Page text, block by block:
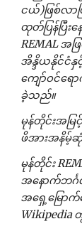
ငယ်)ဖြစ်လာပ
ထုတ်ပြန်ပြီး
REMAL
အိန္ဒိယနိုင်ငံနှ
ကျော်ဝင်ရေ
ခဲ့သည်။
မုန်တိုင်းအမြ
ဖိအားအနိမ့်ဆုံ
မုန်တိုင်း
အနောက်ဘင်္ဂ
အရှေ့မြောက်